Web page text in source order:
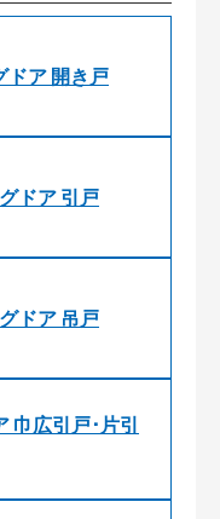
ア 開き戸
ドア 引戸
ドア 吊戸
巾広引戸･片引